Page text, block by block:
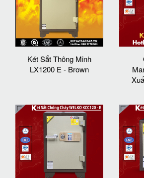
Két Sắt Thông Minh
LX1200 E - Brown